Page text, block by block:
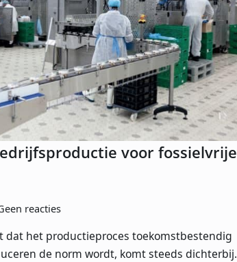
voor fossielvrije
reacties
dat het productieproces toekomstbestendig
de norm wordt, komt steeds dichterbij.